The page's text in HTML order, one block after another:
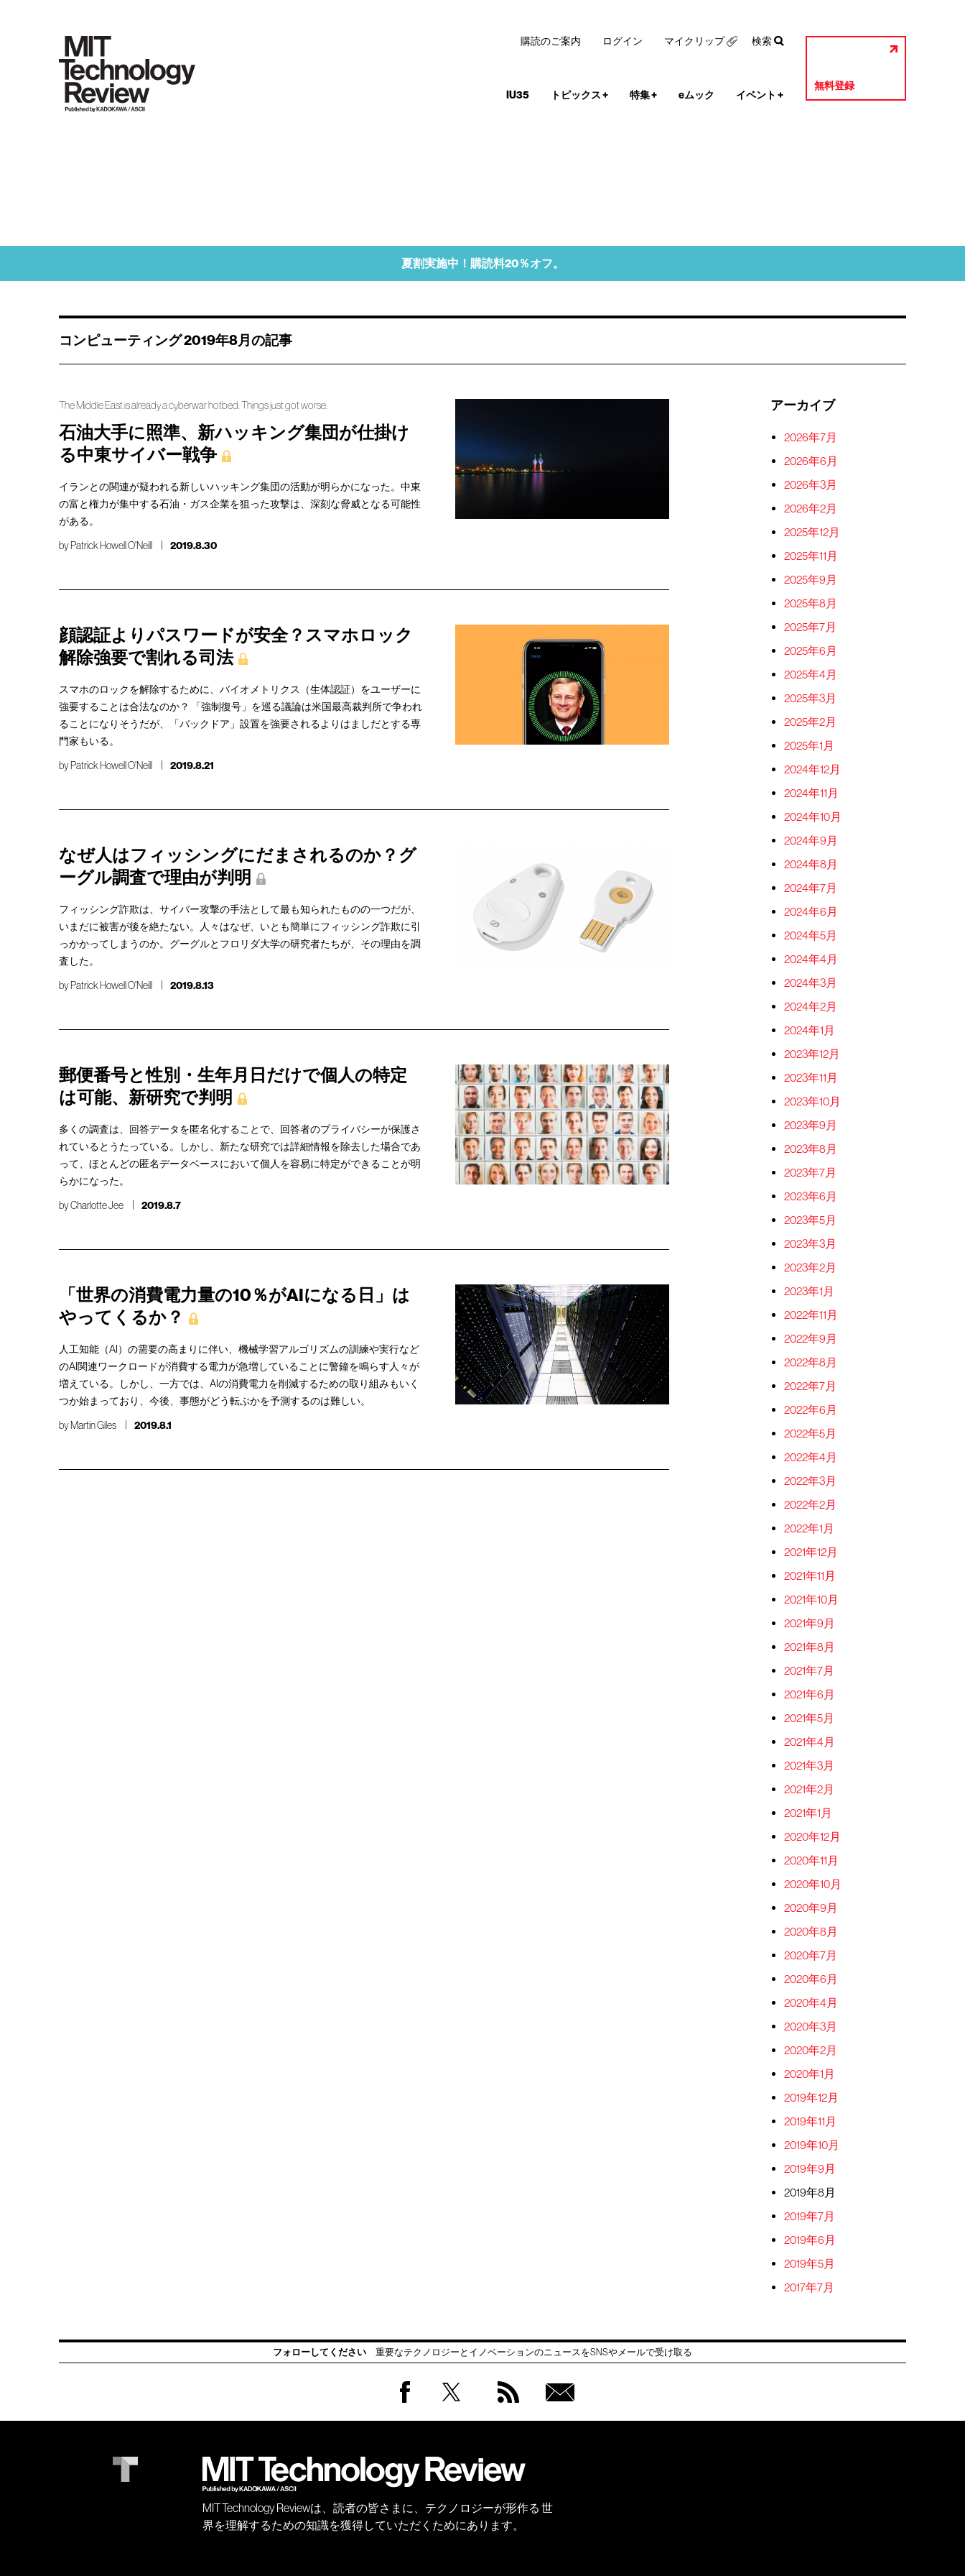
IU35 トピックス+ 特集+ eムック イベント +
無料登録
購読のご案内 ログイン マイクリップ 検索
夏割実施中！購読料20％オフ。
コンピューティング 2019年8月の記事
The Middle East is already a cyberwar hotbed. Things just got worse.
石油大手に照準、新ハッキング集団が仕掛け
る中東サイバー戦争
イランとの関連が疑われる新しいハッキング集団の活動が明らかになった。中東
の富と権力が集中する石油・ガス企業を狙った攻撃は、深刻な脅威となる可能性
がある。
byPatrick Howell O'Neill 2019.8.30
顔認証よりパスワードが安全？スマホロック
解除強要で割れる司法
スマホのロックを解除するために、バイオメトリクス（生体認証）をユーザーに
強要することは合法なのか？ 「強制復号」を巡る議論は米国最高裁判所で争われ
ることになりそうだが、「バックドア」設置を強要されるよりはましだとする専
門家もいる。
byPatrick Howell O'Neill 2019.8.21
なぜ人はフィッシングにだまされるのか？グ
ーグル調査で理由が判明
フィッシング詐欺は、サイバー攻撃の手法として最も知られたものの一つだが、
いまだに被害が後を絶たない。人々はなぜ、いとも簡単にフィッシング詐欺に引
っかかってしまうのか。グーグルとフロリダ大学の研究者たちが、その理由を調
査した。
byPatrick Howell O'Neill 2019.8.13
郵便番号と性別・生年月日だけで個人の特定
は可能、新研究で判明
多くの調査は、回答データを匿名化することで、回答者のプライバシーが保護さ
れているとうたっている。しかし、新たな研究では詳細情報を除去した場合であ
って、ほとんどの匿名データベースにおいて個人を容易に特定ができることが明
らかになった。
byCharlotte Jee 2019.8.7
「世界の消費電力量の10％がAIになる日」は
やってくるか？
人工知能（AI）の需要の高まりに伴い、機械学習アルゴリズムの訓練や実行など
のAI関連ワークロードが消費する電力が急増していることに警鐘を鳴らす人々が
増えている。しかし、一方では、AIの消費電力を削減するための取り組みもいく
つか始まっており、今後、事態がどう転ぶかを予測するのは難しい。
byMartin Giles 2019.8.1
アーカイブ
2026年7月
2026年6月
2026年3月
2026年2月
2025年12月
2025年11月
2025年9月
2025年8月
2025年7月
2025年6月
2025年4月
2025年3月
2025年2月
2025年1月
2024年12月
2024年11月
2024年10月
2024年9月
2024年8月
2024年7月
2024年6月
2024年5月
2024年4月
2024年3月
2024年2月
2024年1月
2023年12月
2023年11月
2023年10月
2023年9月
2023年8月
2023年7月
2023年6月
2023年5月
2023年3月
2023年2月
2023年1月
2022年11月
2022年9月
2022年8月
2022年7月
2022年6月
2022年5月
2022年4月
2022年3月
2022年2月
2022年1月
2021年12月
2021年11月
2021年10月
2021年9月
2021年8月
2021年7月
2021年6月
2021年5月
2021年4月
2021年3月
2021年2月
2021年1月
2020年12月
2020年11月
2020年10月
2020年9月
2020年8月
2020年7月
2020年6月
2020年4月
2020年3月
2020年2月
2020年1月
2019年12月
2019年11月
2019年10月
2019年9月
2019年8月
2019年7月
2019年6月
2019年5月
2017年7月
フォローしてください 重要なテクノロジーとイノベーションのニュースをSNSやメールで受け取る
会員
MIT Technology Reviewは、読者の皆さまに、テクノロジーが形作る 世
界を理解するための知識を獲得していただくためにあります。